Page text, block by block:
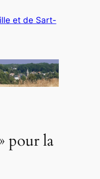
et de Sart-
pour la